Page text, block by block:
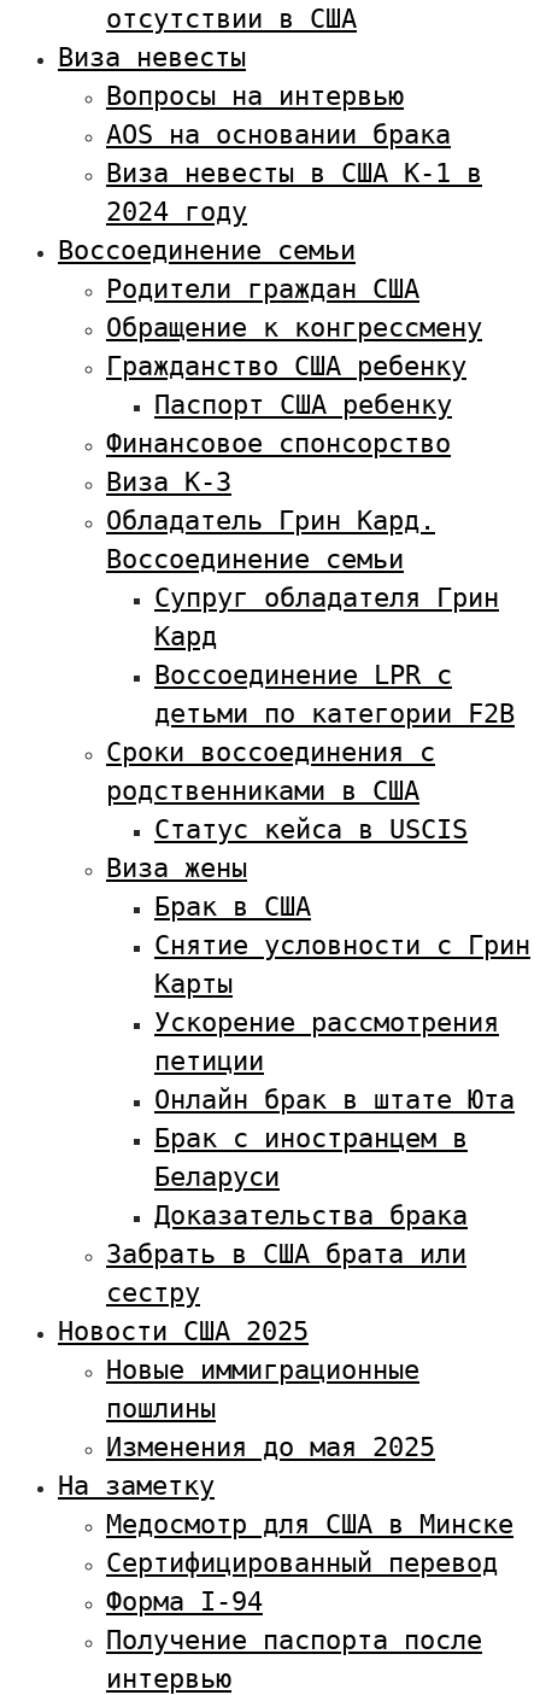
отсутствии в США
Виза невесты
Вопросы на интервью
AOS на основании брака
Виза невесты в США К-1 в
2024 году
Воссоединение семьи
Родители граждан США
Обращение к конгрессмену
Гражданство США ребенку
Паспорт США ребенку
Финансовое спонсорство
Виза К-3
Обладатель Грин Кард.
Воссоединение семьи
Супруг обладателя Грин
Кард
Воссоединение LPR с
детьми по категории F2B
Сроки воссоединения с
родственниками в США
Статус кейса в USCIS
Виза жены
Брак в США
Снятие условности с Грин
Карты
Ускорение рассмотрения
петиции
Онлайн брак в штате Юта
Брак с иностранцем в
Беларуси
Доказательства брака
Забрать в США брата или
сестру
Новости США 2025
Новые иммиграционные
пошлины
Изменения до мая 2025
На заметку
Медосмотр для США в Минске
Сертифицированный перевод
Форма I-94
Получение паспорта после
интервью